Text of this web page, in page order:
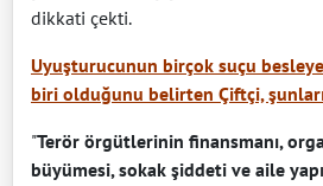
dikkati çekti.
Uyuşturucunun birçok suçu
biri olduğunu belirten Çiftçi,
"Terör örgütlerinin finansmanı,
büyümesi, sokak şiddeti ve aile